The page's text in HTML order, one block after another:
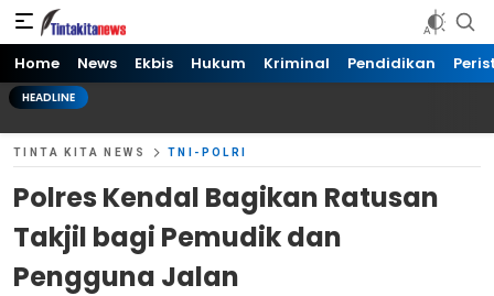
Tinta kita News
Informasi Terkini
Home News Ekbis Hukum Kriminal Pendidikan
HEADLINE
TINTA KITA NEWS TNI-POLRI
Polres Kendal Bagikan Ratusan
Takjil bagi Pemudik dan
Pengguna Jalan